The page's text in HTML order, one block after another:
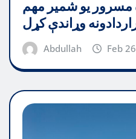
مسرور یو شمیر مهم
وړاندې کړل
Abdullah Feb